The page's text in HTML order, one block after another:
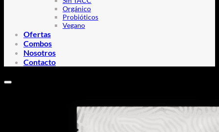
Orgánico
Probióticos
Vegano
Ofertas
Combos
Nosotros
Contacto